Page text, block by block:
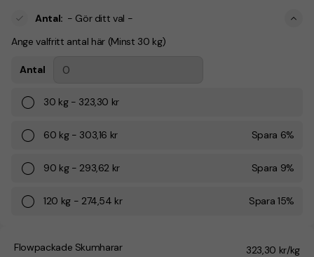
Antal: - Gör ditt val -
Ange valfritt antal här (Minst 30 kg)
Antal
30 kg- 323,30 kr
60 kg- 303,16 kr Spara 6%
90 kg- 293,62 kr Spara 9%
120 kg- 274,54 kr Spara15%
Flowpackade Skumharar
323,30 kr/kg